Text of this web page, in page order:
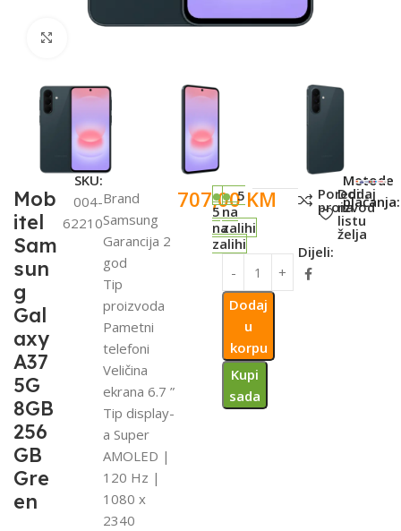
Mob
itel
Sam
sun
g
Gal
axy
A37
5G
8GB
256
GB
Gre
en
SKU:
004-
62210
Brand
Samsung
Garancija 2
god
Tip
proizvoda
Pametni
telefoni
Veličina
ekrana 6.7 ”
Tip display-
a Super
AMOLED |
120 Hz |
1080 x
2340
707,00KM
5
na
zalihi
5
na
zalihi
Dodaj
u
korpu
Kupi
sada
Poredi
proizvod
Dodaj
na
listu
želja
Dijeli:
Metode
plaćanja: